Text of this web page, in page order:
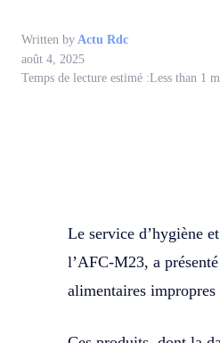
Written by Actu Rdc
août 4, 2025
Temps de lecture estimé :Less than 1
Le service d’hygiène
l’AFC-M23, a
alimentaires